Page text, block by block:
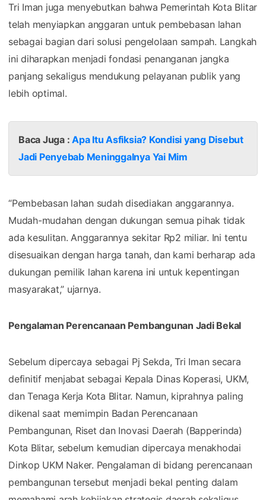
Tri Iman juga menyebutkan bahwa Pemerintah Kota Blitar
telah menyiapkan anggaran untuk pembebasan lahan
sebagai bagian dari solusi pengelolaan sampah. Langkah
ini diharapkan menjadi fondasi penanganan jangka
panjang sekaligus mendukung pelayanan publik yang
lebih optimal.
Baca Juga :Apa Itu Asfiksia? Kondisi yang Disebut
Jadi Penyebab Meninggalnya Yai Mim
“Pembebasan lahan sudah disediakan anggarannya.
Mudah-mudahan dengan dukungan semua pihak tidak
ada kesulitan. Anggarannya sekitar Rp2 miliar. Ini tentu
disesuaikan dengan harga tanah, dan kami berharap ada
dukungan pemilik lahan karena ini untuk kepentingan
masyarakat,” ujarnya.
Pengalaman Perencanaan Pembangunan Jadi Bekal
Sebelum dipercaya sebagai Pj Sekda, Tri Iman secara
definitif menjabat sebagai Kepala Dinas Koperasi, UKM,
dan Tenaga Kerja Kota Blitar. Namun, kiprahnya paling
dikenal saat memimpin Badan Perencanaan
Pembangunan, Riset dan Inovasi Daerah (Bapperinda)
Kota Blitar, sebelum kemudian dipercaya menakhodai
Dinkop UKM Naker. Pengalaman di bidang perencanaan
pembangunan tersebut menjadi bekal penting dalam